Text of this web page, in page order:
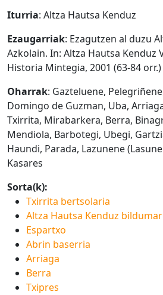
Iturria: Altza Hautsa Kenduz
Ezaugarriak: Ezagutzen al duzu
Azkolain. In: Altza Hautsa Kenduz
Historia Mintegia, 2001 (63-84 orr.)
Oharrak: Gazteluene,
Domingo de Guzman, Uba,
Txirrita, Mirabarkera, Berra,
Mendiola, Barbotegi, Ubegi,
Haundi, Parada, Lazunene
Kasares
Sorta(k):
Txirrita bertsolaria
Altza Hautsa Kenduz
Espartxo
Abrin baserria
Arriaga
Berra
Txipres